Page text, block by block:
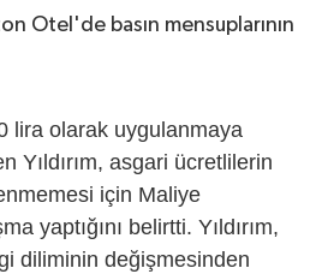
Otel'de basın mensuplarının
lira olarak uygulanmaya
Yıldırım, asgari ücretlilerin
için Maliye
yaptığını belirtti. Yıldırım,
diliminin değişmesinden